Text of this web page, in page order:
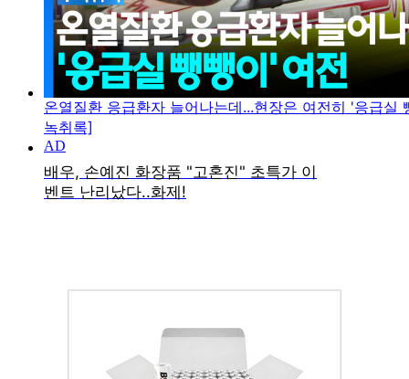
온열질환 응급환자 늘어나는데...현장은 여전히 '응급실
녹취록]